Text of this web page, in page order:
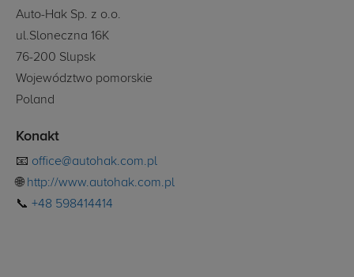
Auto-Hak Sp. z o.o.
ul.Sloneczna 16K
76-200 Slupsk
Województwo pomorskie
Poland
Konakt
📧 office@autohak.com.pl
🌐 http://www.autohak.com.pl
📞 +48 598414414